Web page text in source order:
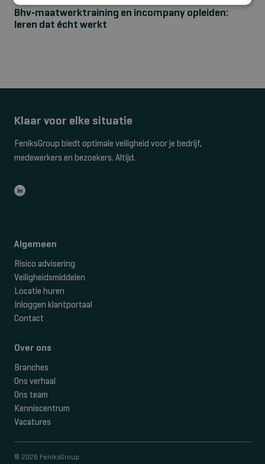
Bhv‑maatwerktraining en incompany opleiden:
leren dat écht werkt
Klaar voor elke situatie
FeniksGroup biedt optimale veiligheid voor je bedrijf,
medewerkers en bezoekers. Altijd.
Algemeen
Risico advisering
Veiligheidsmiddelen
Locatie huren
Inloggen klantportaal
Contact
Over ons
Branches
Ons verhaal
Ons team
Kenniscentrum
Vacatures
© 2026 FeniksGroup